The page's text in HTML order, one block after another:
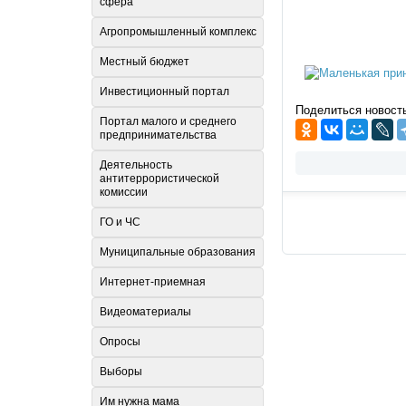
Поделиться
Агропромышленный комплекс
Местный бюджет
Инвестиционный портал
Портал малого и среднего
предпринимательства
Деятельность
антитеррористической
комиссии
ГО и ЧС
Муниципальные образования
Интернет-приемная
Видеоматериалы
Опросы
Выборы
Им нужна мама